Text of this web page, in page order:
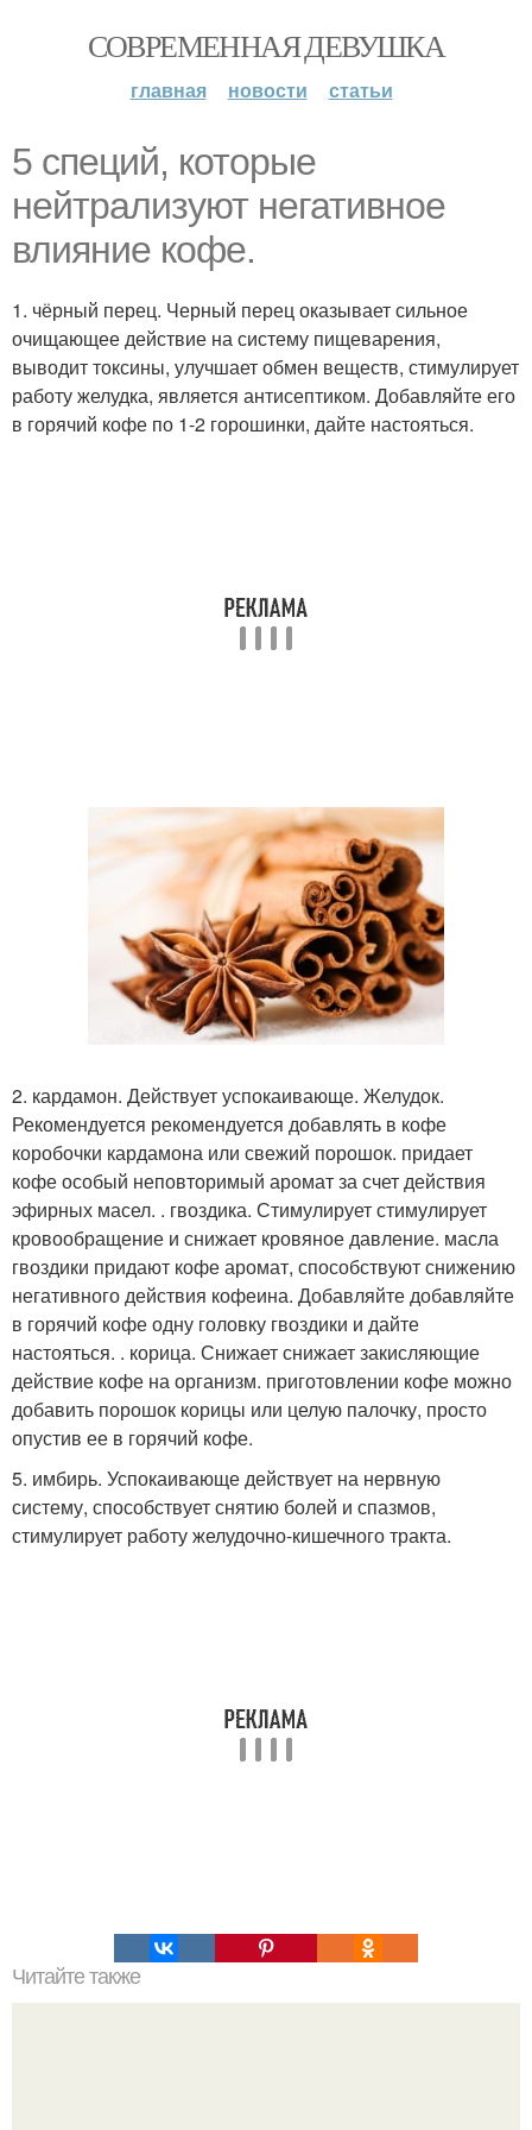
СОВРЕМЕННАЯ ДЕВУШКА
главная новости статьи
5 специй, которые
нейтрализуют негативное
влияние кофе.
1. чёрный перец. Черный перец оказывает сильное
очищающее действие на систему пищеварения,
выводит токсины, улучшает обмен веществ, стимулирует
работу желудка, является антисептиком. Добавляйте его
в горячий кофе по 1-2 горошинки, дайте настояться.
2. кардамон. Действует успокаивающе. Желудок.
Рекомендуется рекомендуется добавлять в кофе
коробочки кардамона или свежий порошок. придает
кофе особый неповторимый аромат за счет действия
эфирных масел. . гвоздика. Стимулирует стимулирует
кровообращение и снижает кровяное давление. масла
гвоздики придают кофе аромат, способствуют снижению
негативного действия кофеина. Добавляйте добавляйте
в горячий кофе одну головку гвоздики и дайте
настояться. . корица. Снижает снижает закисляющие
действие кофе на организм. приготовлении кофе можно
добавить порошок корицы или целую палочку, просто
опустив ее в горячий кофе.
5. имбирь. Успокаивающе действует на нервную
систему, способствует снятию болей и спазмов,
стимулирует работу желудочно-кишечного тракта.
Читайте также